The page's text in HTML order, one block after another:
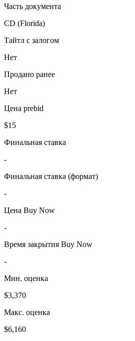
Часть документа
CD (Florida)
Тайтл с залогом
Нет
Продано ранее
Нет
Цена prebid
$15
Финальная ставка
-
Финальная ставка (формат)
-
Цена Buy Now
-
Время закрытия Buy Now
-
Мин. оценка
$3,370
Макс. оценка
$6,160